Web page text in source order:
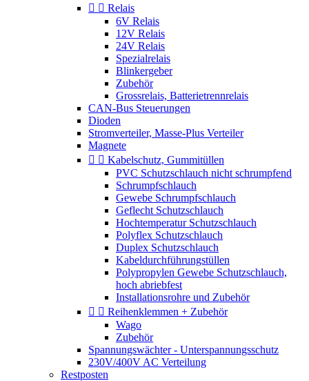
  Relais
6V Relais
12V Relais
24V Relais
Spezialrelais
Blinkergeber
Zubehör
Grossrelais, Batterietrennrelais
CAN-Bus Steuerungen
Dioden
Stromverteiler, Masse-Plus Verteiler
Magnete
  Kabelschutz, Gummitüllen
PVC Schutzschlauch nicht schrumpfend
Schrumpfschlauch
Gewebe Schrumpfschlauch
Geflecht Schutzschlauch
Hochtemperatur Schutzschlauch
Polyflex Schutzschlauch
Duplex Schutzschlauch
Kabeldurchführungstüllen
Polypropylen Gewebe Schutzschlauch,
hoch abriebfest
Installationsrohre und Zubehör
  Reihenklemmen + Zubehör
Wago
Zubehör
Spannungswächter - Unterspannungsschutz
230V/400V AC Verteilung
Restposten